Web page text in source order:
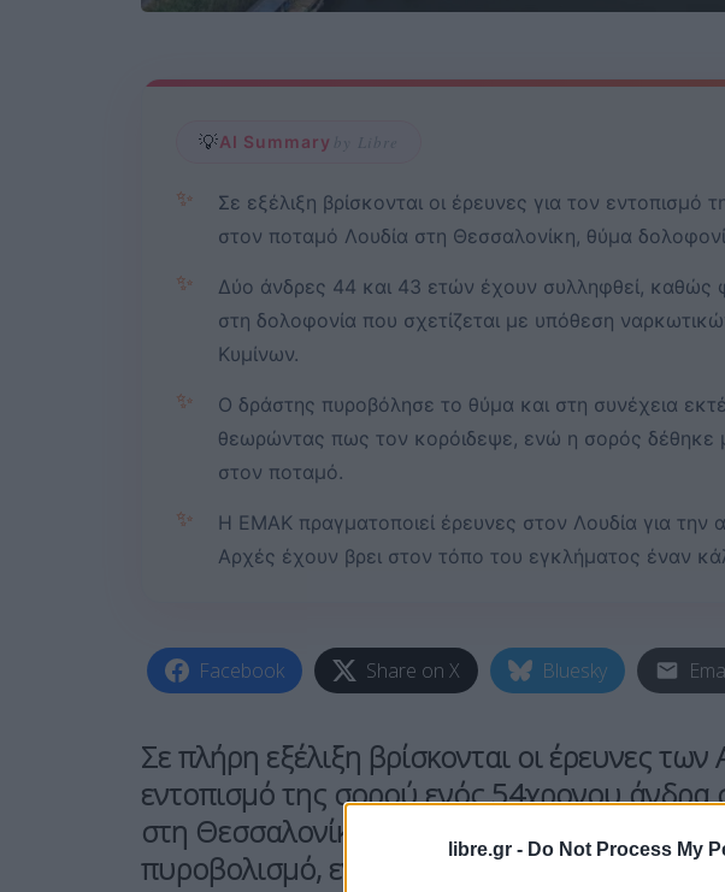
libre.gr - Do Not Process My
💡AI Summary by Libre
✨
Σε εξέλιξη βρίσκονται οι έρευνες για τον
στον ποταμό Λουδία στη Θεσσαλονίκη, θύμα
✨
Δύο άνδρες 44 και 43 ετών έχουν συλληφθεί, καθώς
στη δολοφονία που σχετίζεται με υπόθεση
Κυμίνων.
✨
Ο δράστης πυροβόλησε το θύμα και στη συνέχεια
θεωρώντας πως τον κορόιδεψε, ενώ η σορός δέθηκε
στον ποταμό.
✨
Η ΕΜΑΚ πραγματοποιεί έρευνες στον Λουδία για την
Αρχές έχουν βρει στον τόπο του εγκλήματος έναν
Facebook Share on X Bluesky
Σε πλήρη εξέλιξη βρίσκονται οι έρευνες των
εντοπισμό της σορού ενός 54χρονου άνδρα
στη Θεσσαλονίκη. Ο άνδρας φέρεται να
πυροβολισμό, ενώ για την υπόθεση έχουν